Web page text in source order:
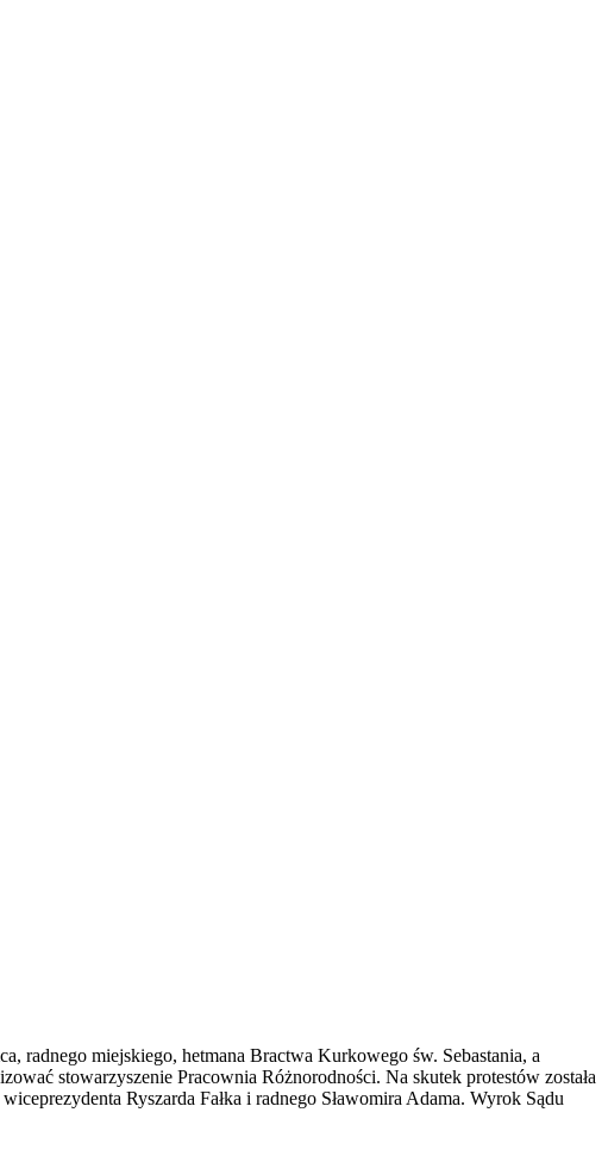
radnego miejskiego, hetmana Bractwa Kurkowego św. Sebastania, a
stowarzyszenie Pracownia Różnorodności. Na skutek protestów została
Ryszarda Fałka i radnego Sławomira Adama. Wyrok Sądu